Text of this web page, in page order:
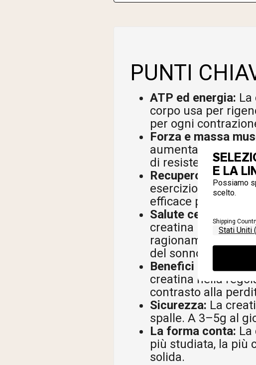
PUNTI
ATP ed energia:
corpo usa per
per ogni
Forza e massa
aumentare la
di resistenza, con
Recupero e
esercizio, accelera
efficace per sprint
Salute cerebrale:
creatina mostra
ragionamento e il
del sonno.
Benefici più ampi
creatina nella
contrasto alla
Sicurezza: La
spalle. A 3–5g al
La forma conta:
più studiata, la più
solida.
E LA
Possiamo
scelto.
Shipping